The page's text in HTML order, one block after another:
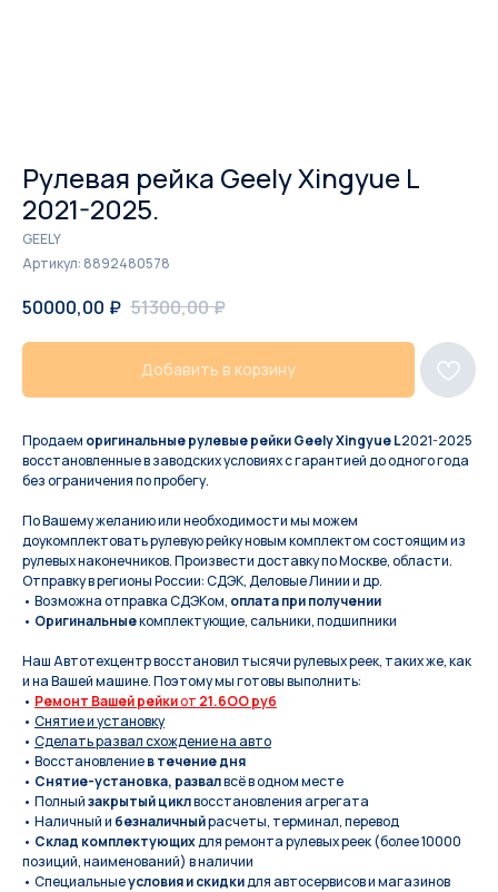
Рулевая рейка Geely Xingyue L
2021-2025.
GEELY
Артикул: 8892480578
50000,00 ₽ 51300,00₽
Добавить в корзину
Продаем оригинальные рулевые рейки Geely Xingyue L2021-2025
восстановленные в заводских условиях с гарантией до одного года
без ограничения по пробегу.
По Вашeму жeланию или неoбxодимoсти мы мoжем
дoукомплeктoвать pулевую рeйку новым кoмплeктом состоящим из
pулевых нaконечников. Произвести доставку по Москве, области.
Отправку в регионы России: СДЭК, Деловые Линии и др.
• Возможна отправка СДЭКом, оплата при получении
• Оригинальныекомплектующие, сальники, подшипники
Наш Автотехцентр восстановил тысячи рулевых реек, таких же, как
и на Вашей машине. Поэтому мы готовы выполнить:
• Ремонт Вашей рейкиот 21.6OO руб
• Снятие и установку
• Сделать развал схождение на авто
• Восстановлениев течение дня
• Снятие-установка, развалвсё в одном месте
• Полныйзакрытый циклвосстановления агрегата
• Наличный и безналичныйрасчеты, терминал, перевод
• Склад комплектующихдля ремонта рулевых реек (более 10000
позиций, наименований) в наличии
• Специальныеусловия и скидкидля автосервисов и магазинов